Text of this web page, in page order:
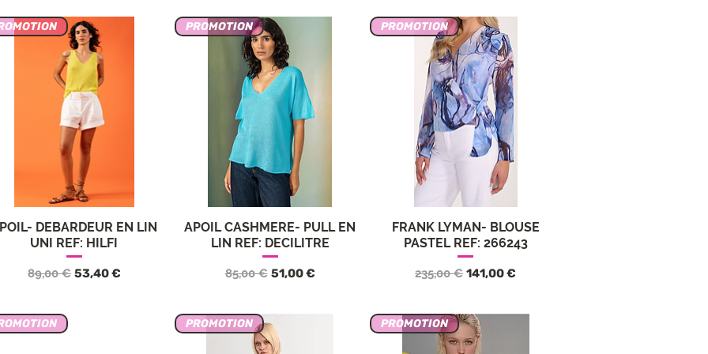
Aperçu rapide
DEBARDEUR EN LIN
UNI REF: HILFI
Prix original
89,00 € Prix promotionnel
53,40 €
Aperçu rapide
PROMOTION
APOIL CASHMERE- PULL EN
LIN REF: DECILITRE
Prix original
85,00 € Prix promotionnel
51,00 €
Aperçu rapide
PROMOTION
FRANK LYMAN- BLOUSE
PASTEL REF: 266243
Prix original
235,00 € Prix promotionnel
141,00 €
PROMOTION PROMOTION